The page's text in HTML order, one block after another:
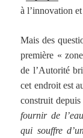
à l’innovation
Mais des
première «
de l’Autorité
cet endroit est
construit
fournir de
qui souffre